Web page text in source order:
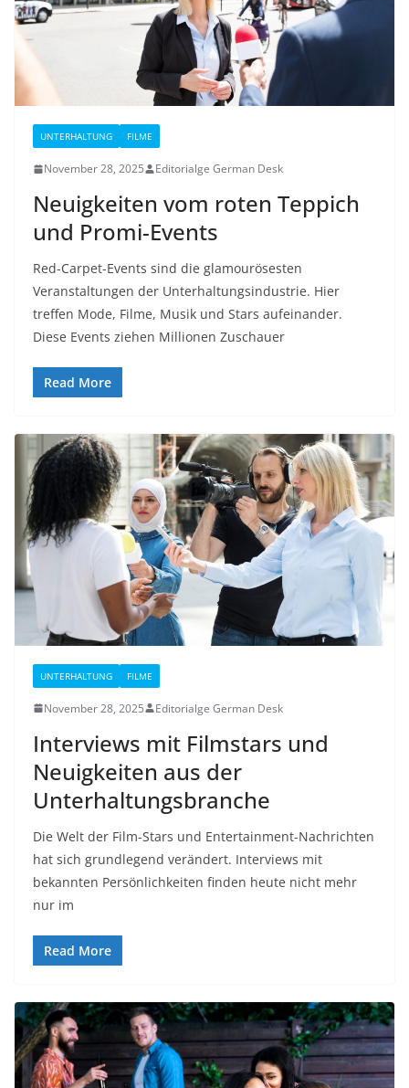
UNTERHALTUNG FILME
November 28, 2025 Editorialge German Desk
Neuigkeiten vom roten Teppich
und Promi-Events
Red-Carpet-Events sind die glamourösesten
Veranstaltungen der Unterhaltungsindustrie. Hier
treffen Mode, Filme, Musik und Stars aufeinander.
Diese Events ziehen Millionen Zuschauer
Read More
UNTERHALTUNG FILME
November 28, 2025 Editorialge German Desk
Interviews mit Filmstars und
Neuigkeiten aus der
Unterhaltungsbranche
Die Welt der Film-Stars und Entertainment-Nachrichten
hat sich grundlegend verändert. Interviews mit
bekannten Persönlichkeiten finden heute nicht mehr
nur im
Read More